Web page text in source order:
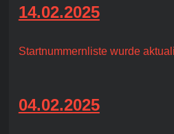
14.02.2025
Startnummernliste wurde
04.02.2025